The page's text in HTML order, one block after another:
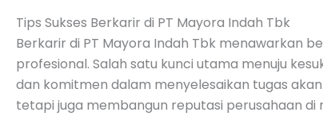
Tips Sukses Berkarir di PT Mayora Indah Tbk
Berkarir di PT Mayora Indah Tbk menawarkan
profesional. Salah satu kunci utama menuju
dan komitmen dalam menyelesaikan tugas
tetapi juga membangun reputasi perusahaan di